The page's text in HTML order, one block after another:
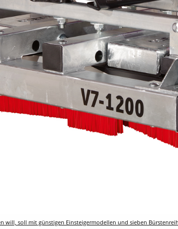
will, soll mit günstigen Einsteigermodellen und sieben